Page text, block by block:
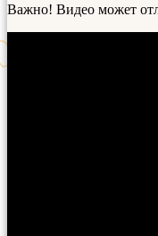
Важно! Видео может